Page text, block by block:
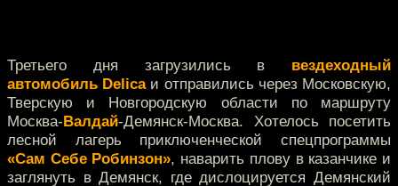
Третьего дня загрузились в вездеходный
автомобиль Delicaи отправились через Московскую,
Тверскую и Новгородскую области по маршруту
Москва-Валдай-Демянск-Москва. Хотелось посетить
лесной лагерь приключенческой спецпрограммы
«Сам Себе Робинзон», наварить плову в казанчике и
заглянуть в Демянск, где дислоцируется Демянский